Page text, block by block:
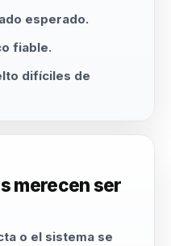
esperado.
fiable.
difíciles de
merecen ser
o el sistema se